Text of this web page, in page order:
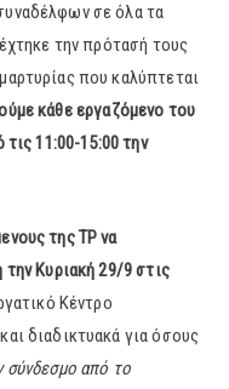
σε όλα τα
την πρότασή τους
που καλύπτεται
κάθε εργαζόμενο του
11:00-15:00 την
της TP να
την Κυριακή 29/9 στις
Κέντρο
διαδικτυακά για όσους
σύνδεσμο από το